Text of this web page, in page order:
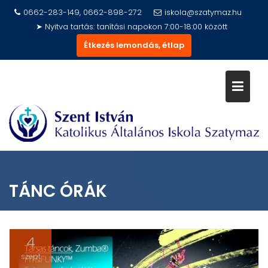
0662-283-149, 0662-898-272
iskola@szatymaz.hu
➤ Nyitva tartás: tanítási napokon 7:00-18:00 között
Étkezés lemondás, étlap
TÁNC ÓRÁK
4
szept